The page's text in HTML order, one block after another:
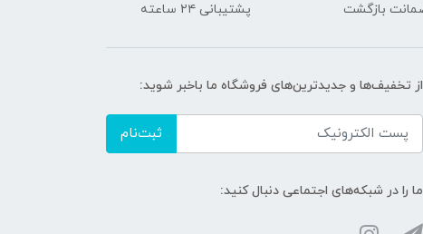
پشتیبانی ۲۴ ساعته
از تخفیف‌ها و جدیدترین‌های فروشگاه ما باخبر شوید:
ثبت‌نام
ما را در شبکه‌های اجتماعی دنبال کنید: